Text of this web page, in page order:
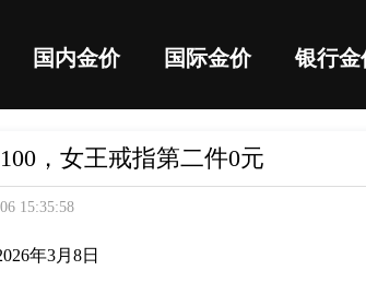
国内金价 国际金价 银行金
，女王戒指第二件0元
15:35:58
年3月8日